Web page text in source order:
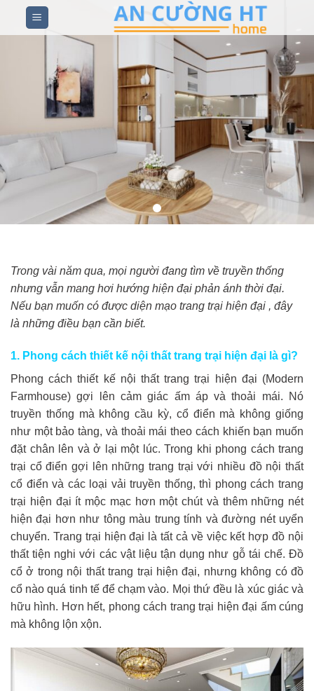
Trong vài năm qua, mọi người đang tìm về truyền thống
nhưng vẫn mang hơi hướng hiện đại phản ánh thời đại.
Nếu bạn muốn có được diện mạo trang trại hiện đại , đây
là những điều bạn cần biết.
1. Phong cách thiết kế nội thất trang trại hiện đại là gì?
Phong cách thiết kế nội thất trang trại hiện đại (Modern
Farmhouse) gợi lên cảm giác ấm áp và thoải mái. Nó
truyền thống mà không cầu kỳ, cổ điển mà không giống
như một bảo tàng, và thoải mái theo cách khiến bạn muốn
đặt chân lên và ở lại một lúc. Trong khi phong cách trang
trại cổ điển gợi lên những trang trại với nhiều đồ nội thất
cổ điển và các loại vải truyền thống, thì phong cách trang
trại hiện đại ít mộc mạc hơn một chút và thêm những nét
hiện đại hơn như tông màu trung tính và đường nét uyển
chuyển. Trang trại hiện đại là tất cả về việc kết hợp đồ nội
thất tiện nghi với các vật liệu tận dụng như gỗ tái chế. Đồ
cổ ở trong nội thất trang trại hiện đại, nhưng không có đồ
cổ nào quá tinh tế để chạm vào. Mọi thứ đều là xúc giác và
hữu hình. Hơn hết, phong cách trang trại hiện đại ấm cúng
mà không lộn xộn.